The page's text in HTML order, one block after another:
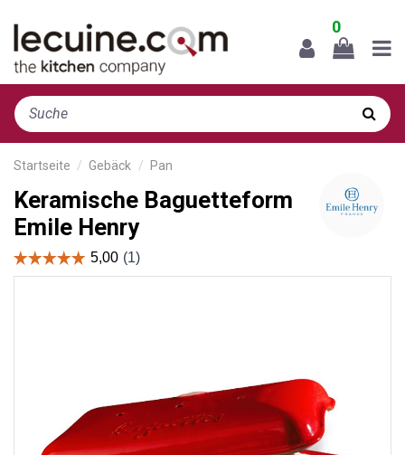
0
Startseite Gebäck Pan
Keramische Baguetteform
Emile Henry